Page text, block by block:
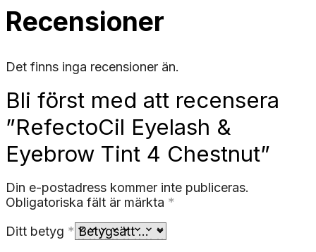
Recensioner
Det finns inga recensioner än.
Bli först med att recensera
”RefectoCil Eyelash &
Eyebrow Tint 4 Chestnut”
Din e-postadress kommer inte publiceras.
Obligatoriska fält är märkta *
Ditt betyg *